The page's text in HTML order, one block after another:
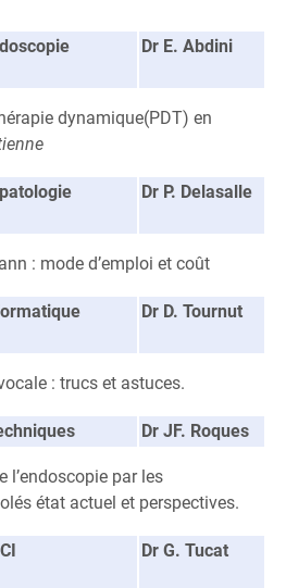
Dr E. Abdini
dynamique(PDT) en
Dr P. Delasalle
: mode d’emploi et coût
Dr D. Tournut
: trucs et astuces.
Dr JF. Roques
l’endoscopie par les
état actuel et perspectives.
Dr G. Tucat